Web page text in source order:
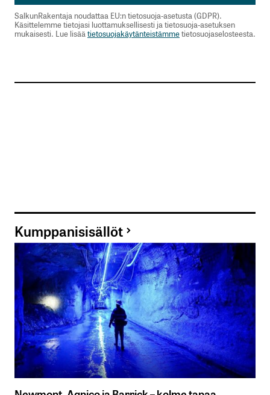
SalkunRakentaja noudattaa EU:n tietosuoja-asetusta (GDPR).
Käsittelemme tietojasi luottamuksellisesti ja tietosuoja-asetuksen
mukaisesti. Lue lisää tietosuojakäytänteistämmetietosuojaselosteesta.
Kumppanisisällöt